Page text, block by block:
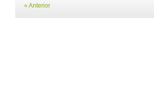
« Anterior